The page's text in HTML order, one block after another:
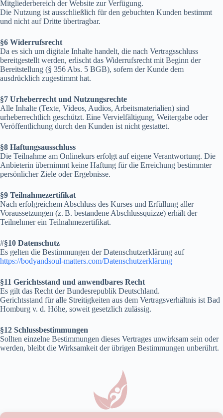
Mitgliederbereich der Website zur Verfügung.
Die Nutzung ist ausschließlich für den gebuchten Kunden bestimmt
und nicht auf Dritte übertragbar.
§6 Widerrufsrecht
Da es sich um digitale Inhalte handelt, die nach Vertragsschluss
bereitgestellt werden, erlischt das Widerrufsrecht mit Beginn der
Bereitstellung (§ 356 Abs. 5 BGB), sofern der Kunde dem
ausdrücklich zugestimmt hat.
§7 Urheberrecht und Nutzungsrechte
Alle Inhalte (Texte, Videos, Audios, Arbeitsmaterialien) sind
urheberrechtlich geschützt. Eine Vervielfältigung, Weitergabe oder
Veröffentlichung durch den Kunden ist nicht gestattet.
§8 Haftungsausschluss
Die Teilnahme am Onlinekurs erfolgt auf eigene Verantwortung. Die
Anbieterin übernimmt keine Haftung für die Erreichung bestimmter
persönlicher Ziele oder Ergebnisse.
§9 Teilnahmezertifikat
Nach erfolgreichem Abschluss des Kurses und Erfüllung aller
Voraussetzungen (z. B. bestandene Abschlussquizze) erhält der
Teilnehmer ein Teilnahmezertifikat.
#§10 Datenschutz
Es gelten die Bestimmungen der Datenschutzerklärung auf
https://bodyandsoul-matters.com/Datenschutzerklärung
§11 Gerichtsstand und anwendbares Recht
Es gilt das Recht der Bundesrepublik Deutschland.
Gerichtsstand für alle Streitigkeiten aus dem Vertragsverhältnis ist Bad
Homburg v. d. Höhe, soweit gesetzlich zulässig.
§12 Schlussbestimmungen
Sollten einzelne Bestimmungen dieses Vertrages unwirksam sein oder
werden, bleibt die Wirksamkeit der übrigen Bestimmungen unberührt.